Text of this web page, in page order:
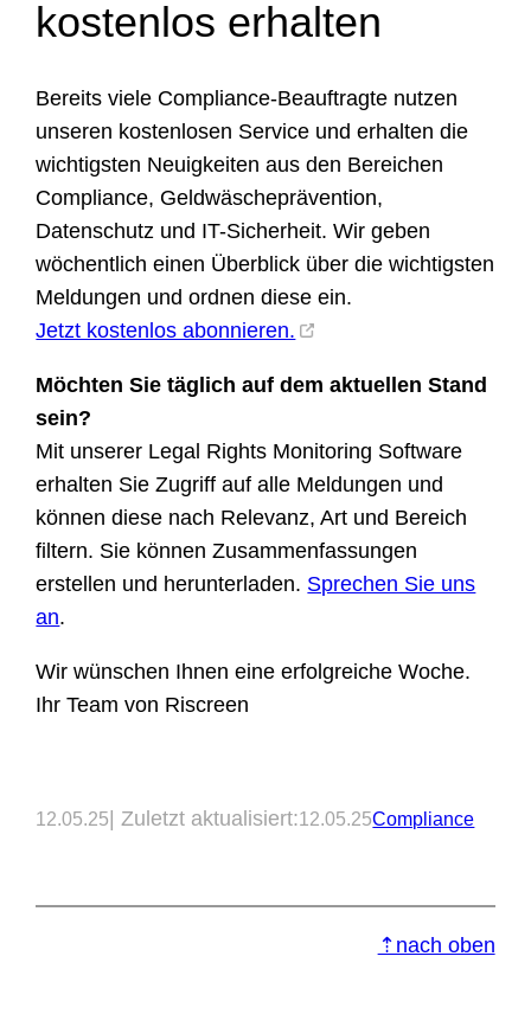
kostenlos erhalten
Bereits viele Compliance-Beauftragte nutzen
unseren kostenlosen Service und erhalten die
wichtigsten Neuigkeiten aus den Bereichen
Compliance, Geldwäscheprävention,
Datenschutz und IT-Sicherheit. Wir geben
wöchentlich einen Überblick über die wichtigsten
Meldungen und ordnen diese ein.
Jetzt kostenlos abonnieren.
Möchten Sie täglich auf dem aktuellen Stand
sein?
Mit unserer Legal Rights Monitoring Software
erhalten Sie Zugriff auf alle Meldungen und
können diese nach Relevanz, Art und Bereich
filtern. Sie können Zusammenfassungen
erstellen und herunterladen. Sprechen Sie uns
an.
Wir wünschen Ihnen eine erfolgreiche Woche.
Ihr Team von Riscreen
12.05.25 | Zuletzt aktualisiert:12.05.25Compliance
⇡nach oben